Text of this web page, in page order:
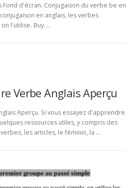
Fond d'écran. Conjugaison du verbe be en
en anglais, les verbes
l'utilise. Buy …
Verbe Anglais Aperçu
Aperçu. Si vous essayez d'apprendre
ressources utiles, y compris des
les articles, le féminin, la …